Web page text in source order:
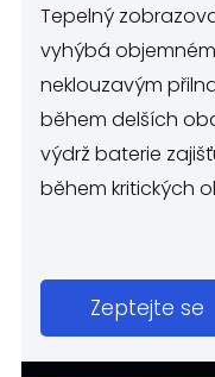
Tepelný
vyhýbá
neklouzavým
během delších
výdrž baterie
během kritických
Zeptejte se